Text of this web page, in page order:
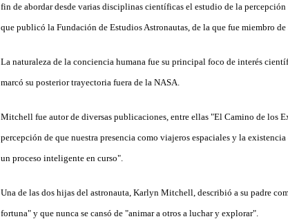
fin de abordar desde varias disciplinas científicas el estudio de la
que publicó la Fundación de Estudios Astronautas, de la que fue miembro de
La naturaleza de la conciencia humana fue su principal foco de interés
marcó su posterior trayectoria fuera de la NASA.
Mitchell fue autor de diversas publicaciones, entre ellas "El Camino de los
percepción de que nuestra presencia como viajeros espaciales y la
un proceso inteligente en curso".
Una de las dos hijas del astronauta, Karlyn Mitchell, describió a su padre
fortuna" y que nunca se cansó de "animar a otros a luchar y explorar".